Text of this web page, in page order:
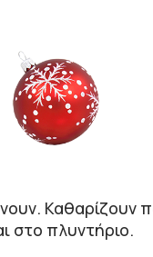
Καθαρίζουν
στο πλυντήριο.